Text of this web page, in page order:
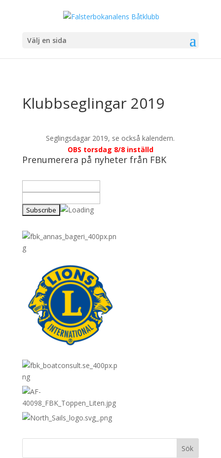
Välj en sida
Klubbseglingar 2019
Seglingsdagar 2019, se också kalendern.
OBS torsdag 8/8 inställd
Prenumerera på nyheter från FBK